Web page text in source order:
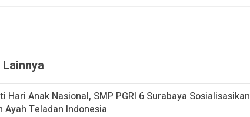
Hari Anak Nasional, SMP PGRI 6 Surabaya Sosialisasikan
Ayah Teladan Indonesia